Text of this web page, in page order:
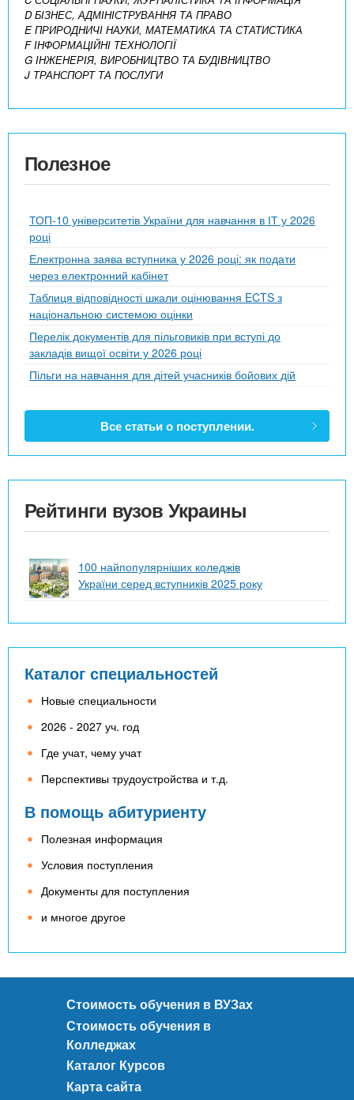
D БІЗНЕС, АДМІНІСТРУВАННЯ ТА ПРАВО
E ПРИРОДНИЧІ НАУКИ, МАТЕМАТИКА ТА СТАТИСТИКА
F ІНФОРМАЦІЙНІ ТЕХНОЛОГІЇ
G ІНЖЕНЕРІЯ, ВИРОБНИЦТВО ТА БУДІВНИЦТВО
J ТРАНСПОРТ ТА ПОСЛУГИ
Полезное
ТОП-10 університетів України для навчання в ІТ у 2026
році
Електронна заява вступника у 2026 році: як подати
через електронний кабінет
Таблиця відповідності шкали оцінювання ECTS з
національною системою оцінки
Перелік документів для пільговиків при вступі до
закладів вищої освіти у 2026 році
Пільги на навчання для дітей учасників бойових дій
Все статьи о поступлении.
Рейтинги вузов Украины
100 найпопулярніших коледжів
України серед вступників 2025 року
Каталог специальностей
Новые специальности
2026 - 2027 уч. год
Где учат, чему учат
Перспективы трудоустройства и т.д.
В помощь абитуриенту
Полезная информация
Условия поступления
Документы для поступления
и многое другое
Стоимость обучения в ВУЗах
Стоимость обучения в
Колледжах
Каталог Курсов
Карта сайта